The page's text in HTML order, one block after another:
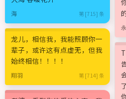
海 第 [715] 条
龙儿，相信我，我能照顾你一
辈子，或许这有点虚无，但我
始终相信！！！！
翔羽 第 [714] 条